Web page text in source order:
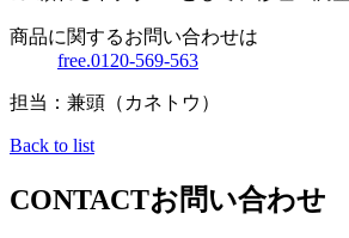
商品に関するお問い合わせは
free.0120-569-563
担当：兼頭（カネトウ）
Back to list
CONTACTお問い合わせ